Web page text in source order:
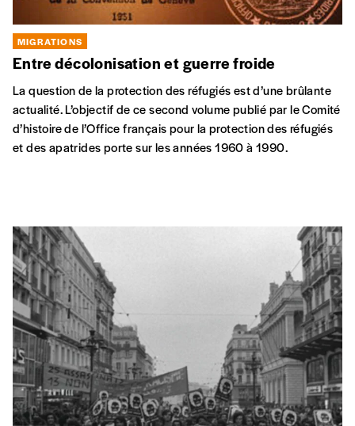
MIGRATIONS
Entre décolonisation et guerre froide
La question de la protection des réfugiés est d’une brûlante
actualité. L’objectif de ce second volume publié par le Comité
d’histoire de l’Office français pour la protection des réfugiés
et des apatrides porte sur les années 1960 à 1990.